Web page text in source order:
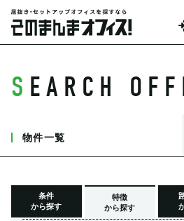
SEARCH
物件一覧
条件
から探す
特徴
から探す